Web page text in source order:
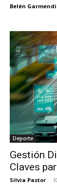
Belén
Deporte
Gestión
Claves
Silvia Pastor -